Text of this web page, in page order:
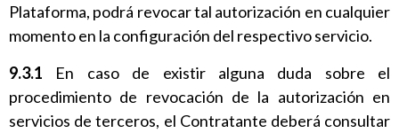
Plataforma, podrá revocar tal autorización en cualquier
momento en la configuración del respectivo servicio.
9.3.1 En caso de existir alguna duda sobre el
procedimiento de revocación de la autorización en
servicios de terceros, el Contratante deberá consultar